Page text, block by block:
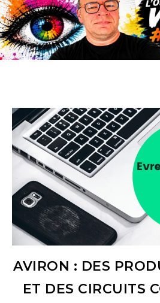
AVIRON : DES
ET DES CIRCUITS